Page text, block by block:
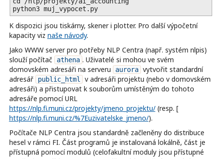
K dispozici jsou tiskárny, skener i plotter. Pro další výpočetní
kapacity viz naše návody.
Jako WWW server pro potřeby NLP Centra (např. systém nlpis)
slouží počítač
athena . Uživatelé si mohou ve svém
domovském adresáři na serveru
aurora vytvořit standardní
adresář
public_html v adresáři projektu (nebo v domovském
adresáři) a přistupovat k souborům umístěným do tohoto
adresáře pomocí URL
https://nlp.fi.muni.cz/projekty/jmeno_projektu/(resp. [
https://nlp.fi.muni.cz/%7Euzivatelske_jmeno/).
Počítače NLP Centra jsou standardně začleněny do distribuce
hesel v rámci FI. Část programů je instalovaná lokálně, část je
přístupná pomocí modulů (celofakultní moduly jsou přístupné